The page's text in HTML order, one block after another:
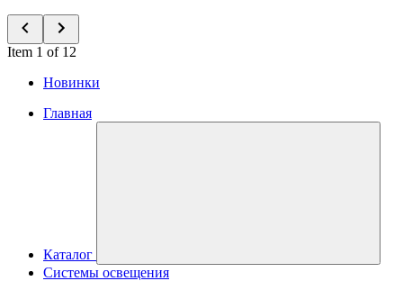
Item 1 of 12
Новинки
Главная
Каталог
Системы освещения